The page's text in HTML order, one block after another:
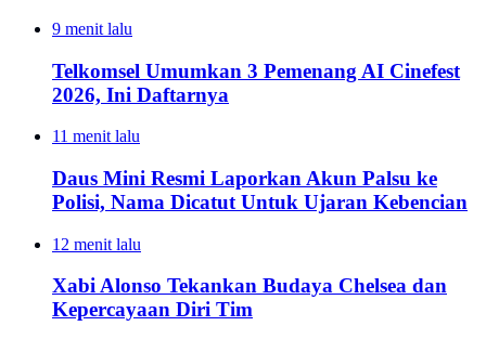
9 menit lalu
Telkomsel Umumkan 3 Pemenang AI Cinefest
2026, Ini Daftarnya
11 menit lalu
Daus Mini Resmi Laporkan Akun Palsu ke
Polisi, Nama Dicatut Untuk Ujaran Kebencian
12 menit lalu
Xabi Alonso Tekankan Budaya Chelsea dan
Kepercayaan Diri Tim